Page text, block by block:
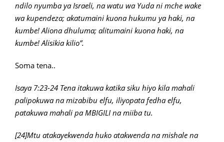
ndilo nyumba ya Israeli, na watu wa Yuda ni mche wake
wa kupendeza; akatumaini kuona hukumu ya haki, na
kumbe! Aliona dhuluma; alitumaini kuona haki, na
kumbe! Alisikia kilio”.
Soma tena..
Isaya 7:23-24 Tena itakuwa katika siku hiyo kila mahali
palipokuwa na mizabibu elfu, iliyopata fedha elfu,
patakuwa mahali pa MBIGILI na miiba tu.
[24]Mtu atakayekwenda huko atakwenda na mishale na